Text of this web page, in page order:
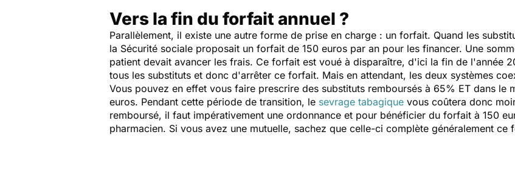
Vers la fin du forfait annuel ?
Parallèlement, il existe une autre forme de prise en charge : un forfait. Quand les
la Sécurité sociale proposait un forfait de 150 euros par an pour les financer. Une
patient devait avancer les frais. Ce forfait est voué à disparaître, d'ici la fin de l'année
tous les substituts et donc d'arrêter ce forfait. Mais en attendant, les deux systèmes
Vous pouvez en effet vous faire prescrire des substituts remboursés à 65% ET dans le
euros. Pendant cette période de transition, le sevrage tabagique vous coûtera donc
remboursé, il faut impérativement une ordonnance et pour bénéficier du forfait à 150
pharmacien. Si vous avez une mutuelle, sachez que celle-ci complète généralement